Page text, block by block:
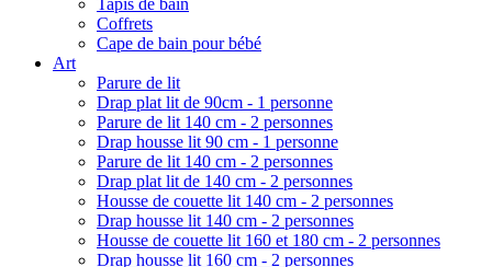
Tapis de bain
Coffrets
Cape de bain pour bébé
Art
Parure de lit
Drap plat lit de 90cm - 1 personne
Parure de lit 140 cm - 2 personnes
Drap housse lit 90 cm - 1 personne
Parure de lit 140 cm - 2 personnes
Drap plat lit de 140 cm - 2 personnes
Housse de couette lit 140 cm - 2 personnes
Drap housse lit 140 cm - 2 personnes
Housse de couette lit 160 et 180 cm - 2 personnes
Drap housse lit 160 cm - 2 personnes